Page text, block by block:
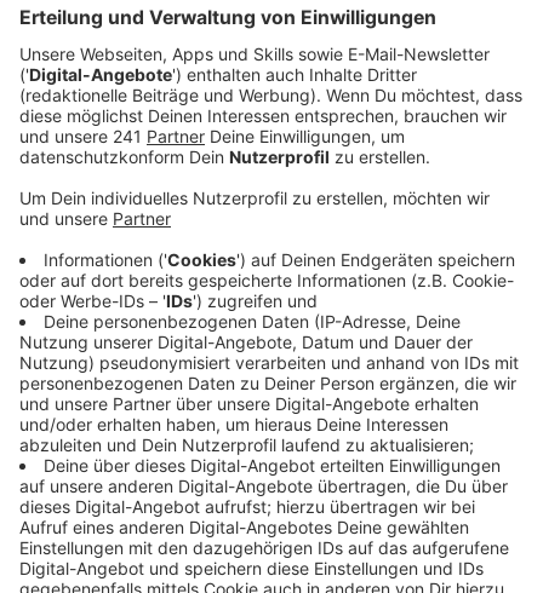
Veröffentlicht:Mittwoch, 11.01.2023 15:41
Anzeige
Eine Einrichtung mit 70 neuen Plätzen an der
Nordseite des Henkelmännchenplatzes in der Neuen
Bahnstadt Opladen, 150 Plätze in der Kita Fester Weg
zwischen Lützenkirchen und Steinbüchel und die
umgebaute Johanneskirche in der Manforter
Scharnhorststraße, wo künftig 80 Kinder Platz finden.
Dennoch werden nicht direkt alle verfügbaren Plätze
vergeben. Dazu sei die Baubranche aktuell zu unsicher.
Aus diesem Grund werden zuerst nur so viele Kinder
aufgenommen, wie im Notfall auch in anderen
Einrichtungen betreut werden können. Auch wenn das
gute Nachrichten sind, fehlen nach wie vor rund 1000
Plätze bei uns in Leverkusen. Grund dafür sei unter
anderem der überdurchschnittliche Zuzug von Familien
mit Kindern und der Fachkräftemangel in der Branche.